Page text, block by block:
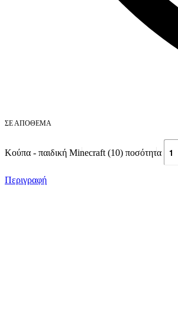
ΣΕ ΑΠΌΘΕΜΑ
Κούπα - παιδική Minecraft (10) ποσότητα
Περιγραφή